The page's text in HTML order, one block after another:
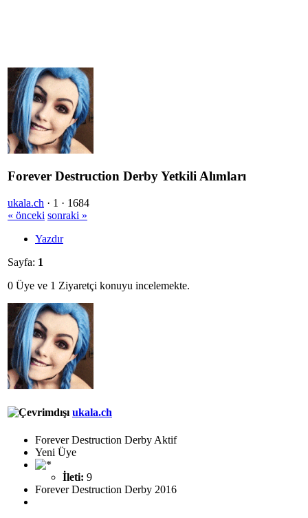
Forever Destruction Derby Yetkili Alımları
ukala.ch · 1 · 1684
« önceki sonraki »
Yazdır
Sayfa: 1
0 Üye ve 1 Ziyaretçi konuyu incelemekte.
ukala.ch
Forever Destruction Derby Aktif
Yeni Üye
İleti: 9
Forever Destruction Derby 2016